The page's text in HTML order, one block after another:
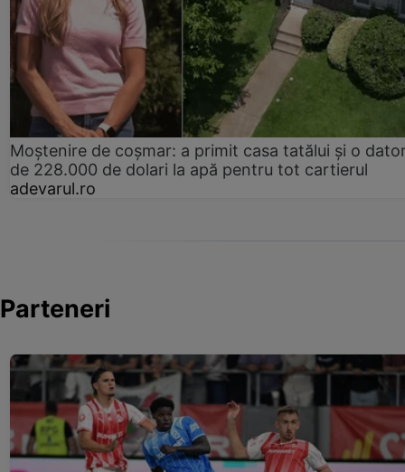
Moștenire de coșmar: a primit casa tatălui și o
de 228.000 de dolari la apă pentru tot cartierul
adevarul.ro
Parteneri